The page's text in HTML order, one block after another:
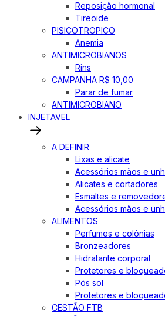
Reposição hormonal
Tireoide
PISICOTROPICO
Anemia
ANTIMICROBIANOS
Rins
CAMPANHA R$ 10,00
Parar de fumar
ANTIMICROBIANO
INJETAVEL
A DEFINIR
Lixas e alicate
Acessórios mãos e
Alicates e cortadores
Esmaltes e
Acessórios mãos e
ALIMENTOS
Perfumes e colônias
Bronzeadores
Hidratante corporal
Protetores e
Pós sol
Protetores e
CESTÃO FTB